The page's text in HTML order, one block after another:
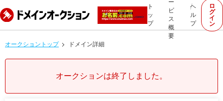
ト
ッ
プ
ー
ビ
ス
概
要
ヘ
ル
プ
ロ
グ
イ
ン
オークショントップ ドメイン詳細
オークションは終了しました。